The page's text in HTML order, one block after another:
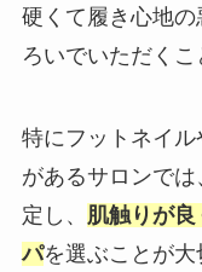
硬くて履き心地
ろいでいただくこ
特にフットネイ
があるサロンで
定し、
肌触りが
パを選ぶことが大